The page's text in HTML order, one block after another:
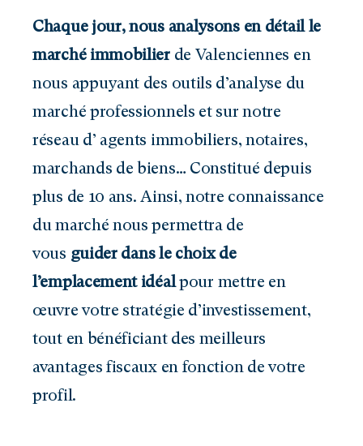
Chaque jour, nous analysons en détail le
marché immobilierde Valenciennes en
nous appuyant des outils d’analyse du
marché professionnels et sur notre
réseau d’ agents immobiliers, notaires,
marchands de biens… Constitué depuis
plus de 10 ans. Ainsi, notre connaissance
du marché nous permettra de
vous guider dans le choix de
l’emplacement idéalpour mettre en
œuvre votre stratégie d’investissement,
tout en bénéficiant des meilleurs
avantages fiscaux en fonction de votre
profil.